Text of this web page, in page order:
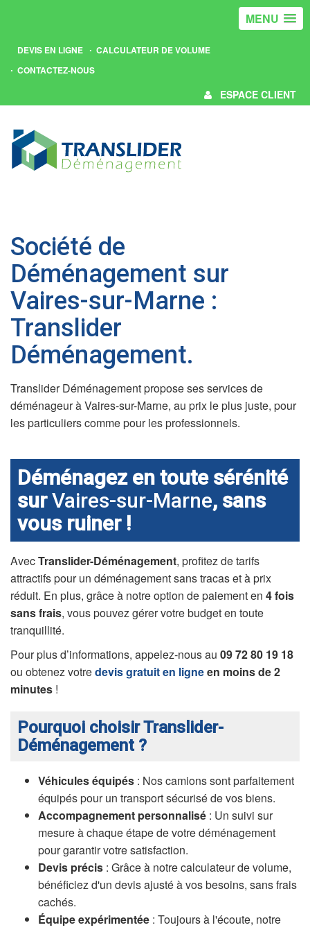
MENU
DEVIS EN LIGNE
CALCULATEUR DE VOLUME
CONTACTEZ-NOUS
ESPACE CLIENT
Société de
Déménagement sur
Vaires-sur-Marne :
Translider
Déménagement.
Translider Déménagement propose ses services de
déménageur à Vaires-sur-Marne, au prix le plus juste, pour
les particuliers comme pour les professionnels.
Déménagez en toute sérénité
surVaires-sur-Marne, sans
vous ruiner !
AvecTranslider-Déménagement, profitez de tarifs
attractifs pour un déménagement sans tracas et à prix
réduit. En plus, grâce à notre option de paiement en 4 fois
sans frais, vous pouvez gérer votre budget en toute
tranquillité.
Pour plus d’informations, appelez-nous au 09 72 80 19 18
ou obtenez votredevis gratuit en ligneen moins de 2
minutes !
Pourquoi choisir Translider-
Déménagement ?
Véhicules équipés : Nos camions sont parfaitement
équipés pour un transport sécurisé de vos biens.
Accompagnement personnalisé : Un suivi sur
mesure à chaque étape de votre déménagement
pour garantir votre satisfaction.
Devis précis : Grâce à notre calculateur de volume,
bénéficiez d'un devis ajusté à vos besoins, sans frais
cachés.
Équipe expérimentée : Toujours à l'écoute, notre